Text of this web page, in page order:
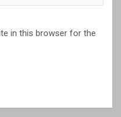
in this browser for the